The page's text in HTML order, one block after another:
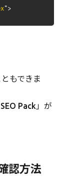
">
もできま
Pack」が
認方法